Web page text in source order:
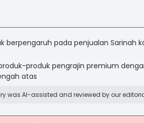
berpengaruh pada penjualan Sarinah
produk pengrajin premium
atas
was AI-assisted and reviewed by our